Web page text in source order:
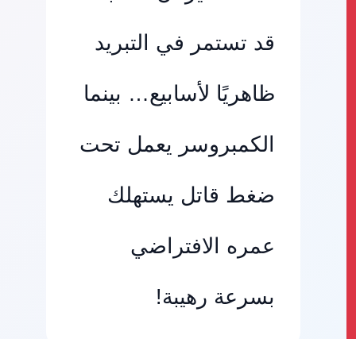
قد تستمر في التبريد
ظاهريًا لأسابيع… بينما
الكمبروسر يعمل تحت
ضغط قاتل يستهلك
عمره الافتراضي
بسرعة رهيبة!